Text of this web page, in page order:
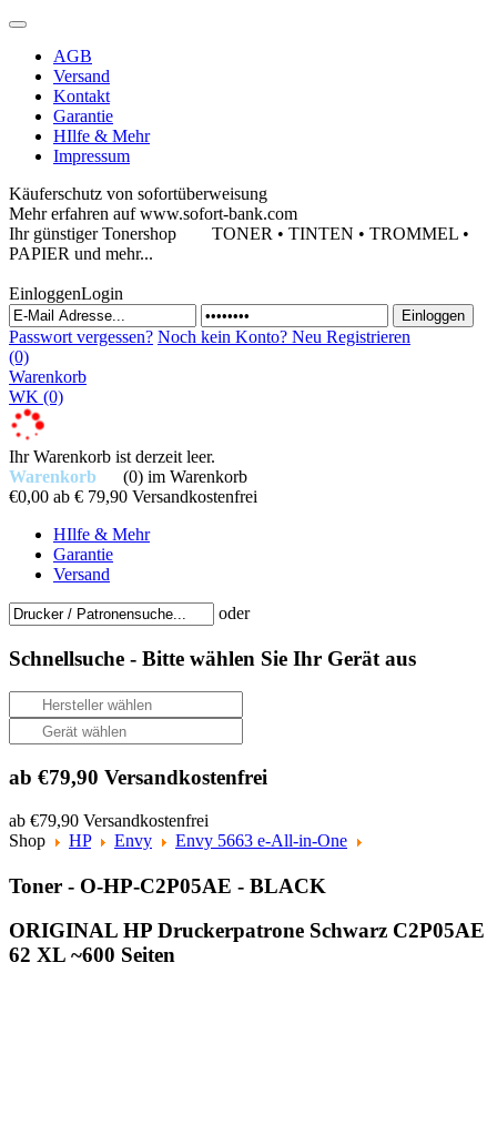
AGB
Versand
Kontakt
Garantie
HIlfe & Mehr
Impressum
Käuferschutz von sofortüberweisung
Mehr erfahren auf www.sofort-bank.com
Ihr günstiger Tonershop TONER • TINTEN • TROMMEL •
PAPIER und mehr...
EinloggenLogin
Passwort vergessen? Noch kein Konto? Neu Registrieren
(0)
Warenkorb
WK (0)
Ihr Warenkorb ist derzeit leer.
Warenkorb
(0) im Warenkorb
€0,00 ab € 79,90 Versandkostenfrei
HIlfe & Mehr
Garantie
Versand
oder
Schnellsuche - Bitte wählen Sie Ihr Gerät aus
ab €79,90 Versandkostenfrei
ab €79,90 Versandkostenfrei
Shop
HP Envy Envy 5663 e-All-in-One
Toner - O-HP-C2P05AE - BLACK
ORIGINAL HP Druckerpatrone Schwarz C2P05AE
62 XL ~600 Seiten